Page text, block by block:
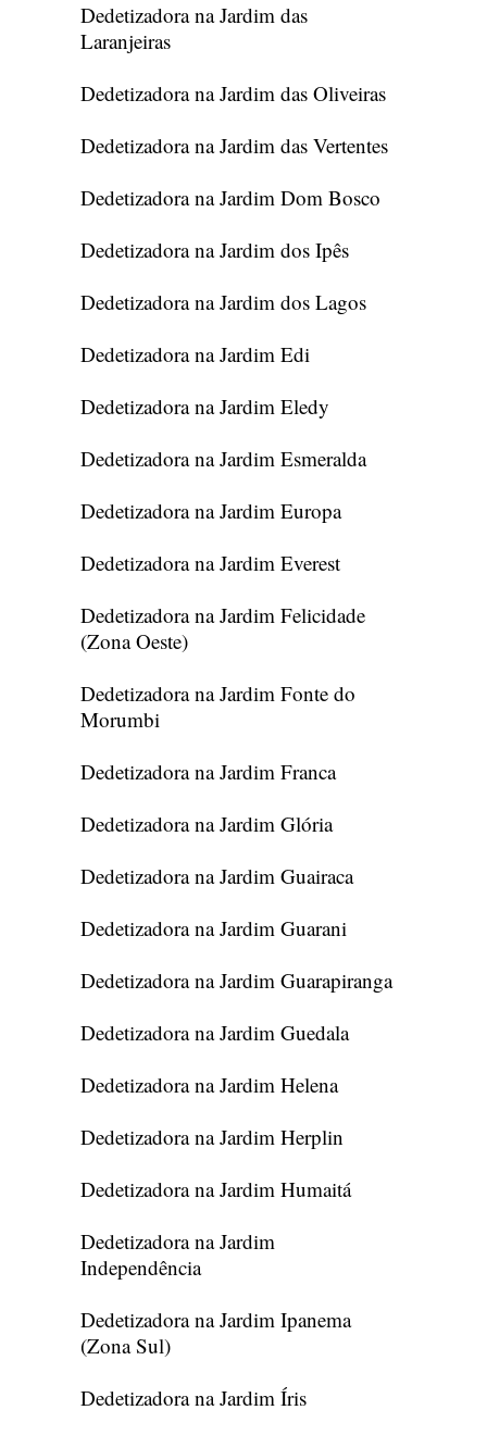
Dedetizadora na Jardim das
Laranjeiras
Dedetizadora na Jardim das Oliveiras
Dedetizadora na Jardim das Vertentes
Dedetizadora na Jardim Dom Bosco
Dedetizadora na Jardim dos Ipês
Dedetizadora na Jardim dos Lagos
Dedetizadora na Jardim Edi
Dedetizadora na Jardim Eledy
Dedetizadora na Jardim Esmeralda
Dedetizadora na Jardim Europa
Dedetizadora na Jardim Everest
Dedetizadora na Jardim Felicidade
(Zona Oeste)
Dedetizadora na Jardim Fonte do
Morumbi
Dedetizadora na Jardim Franca
Dedetizadora na Jardim Glória
Dedetizadora na Jardim Guairaca
Dedetizadora na Jardim Guarani
Dedetizadora na Jardim Guarapiranga
Dedetizadora na Jardim Guedala
Dedetizadora na Jardim Helena
Dedetizadora na Jardim Herplin
Dedetizadora na Jardim Humaitá
Dedetizadora na Jardim
Independência
Dedetizadora na Jardim Ipanema
(Zona Sul)
Dedetizadora na Jardim Íris